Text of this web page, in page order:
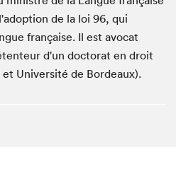
de la loi 96, qui
française. Il est avocat
d'un doctorat en droit
Université de Bordeaux).